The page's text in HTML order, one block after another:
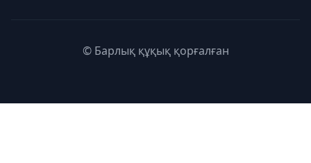
© Барлық құқық қорғалған